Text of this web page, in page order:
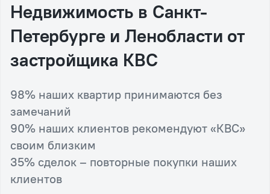
Недвижимость в Санкт‐
Петербурге и Ленобласти от
застройщика КВС
98% наших квартир принимаются без
замечаний
90% наших клиентов рекомендуют «КВС»
своим близким
35% сделок – повторные покупки наших
клиентов